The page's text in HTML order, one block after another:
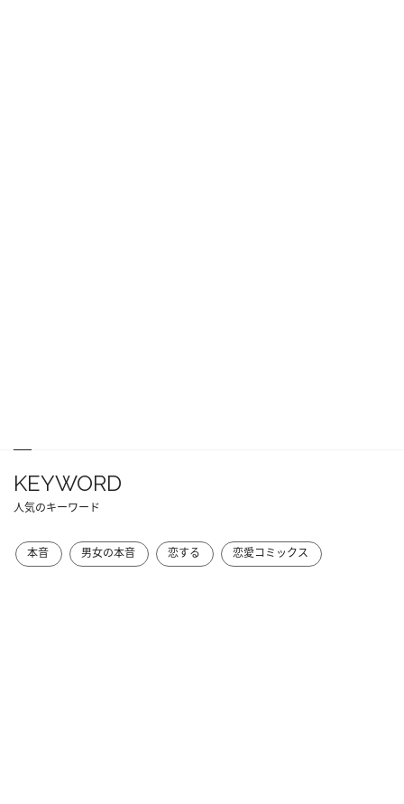
KEYWORD
人気のキーワード
本音 男女の本音 恋する 恋愛コミックス